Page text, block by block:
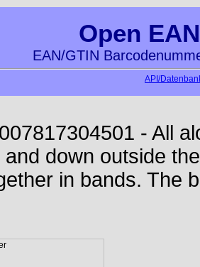
Open
EAN/GTIN
API/
- All
down outside
in bands. The